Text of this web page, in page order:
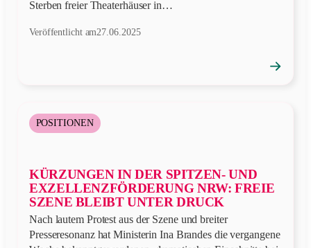
Sterben freier Theaterhäuser in…
Veröffentlicht am27.06.2025
→
POSITIONEN
KÜRZUNGEN IN DER SPITZEN- UND
EXZELLENZFÖRDERUNG NRW: FREIE
SZENE BLEIBT UNTER DRUCK
Nach lautem Protest aus der Szene und breiter
Presseresonanz hat Ministerin Ina Brandes die vergangene